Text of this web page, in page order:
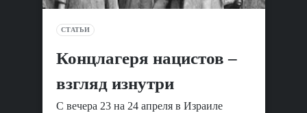
СТАТЬИ
Концлагеря нацистов –
взгляд изнутри
С вечера 23 на 24 апреля в Израиле